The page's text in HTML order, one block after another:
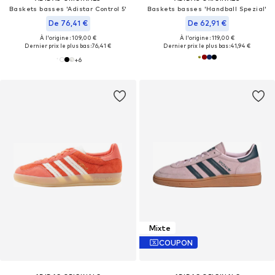
Baskets basses 'Adistar Control 5'
De 76,41 €
À l'origine : 109,00 €
Dernier prix le plus bas :76,41 €
+6
Baskets basses 'Handball Spezial'
De 62,91 €
À l'origine : 119,00 €
Dernier prix le plus bas :41,94 €
Mixte
COUPON